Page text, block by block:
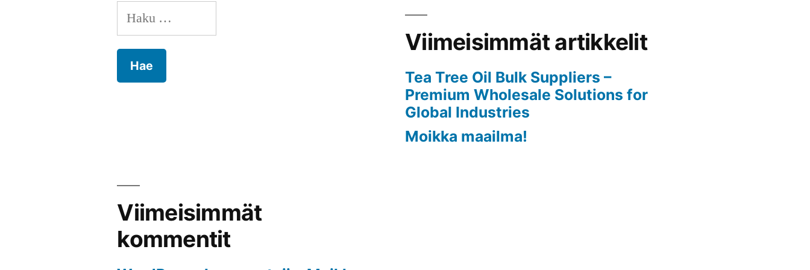
Haku:
Viimeisimmät artikkelit
Tea Tree Oil Bulk Suppliers –
Premium Wholesale Solutions for
Global Industries
Moikka maailma!
Viimeisimmät
kommentit